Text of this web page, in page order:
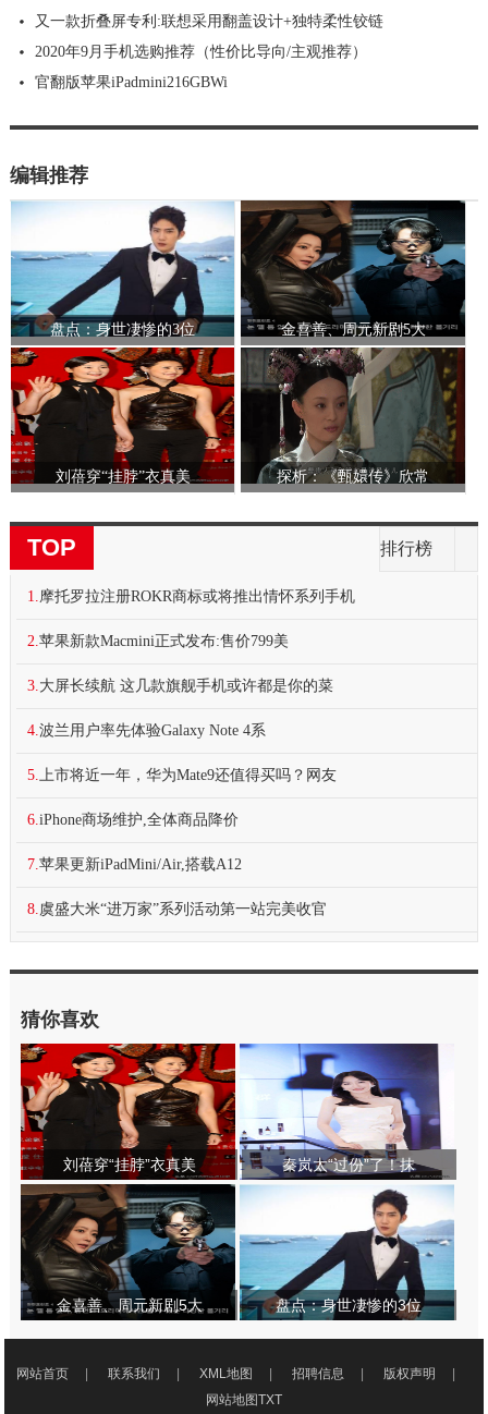
又一款折叠屏专利:联想采用翻盖设计+独特柔性铰链
2020年9月手机选购推荐（性价比导向/主观推荐）
官翻版苹果iPadmini216GBWi
编辑推荐
盘点：身世凄惨的3位 金喜善、周元新剧5大
刘蓓穿“挂脖”衣真美 探析：《甄嬛传》欣常
TOP 排行榜
1. 摩托罗拉注册ROKR商标或将推出情怀系列手机
2. 苹果新款Macmini正式发布:售价799美
3. 大屏长续航 这几款旗舰手机或许都是你的菜
4. 波兰用户率先体验Galaxy Note 4系
5. 上市将近一年，华为Mate9还值得买吗？网友
6. iPhone商场维护,全体商品降价
7. 苹果更新iPadMini/Air,搭载A12
8. 虞盛大米“进万家”系列活动第一站完美收官
猜你喜欢
刘蓓穿“挂脖”衣真美 秦岚太“过份”了！抹
金喜善、周元新剧5大 盘点：身世凄惨的3位
网站首页 | 联系我们 | XML地图 | 招聘信息 | 版权声明
|
网站地图TXT